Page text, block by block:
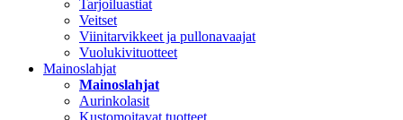
Tarjoiluastiat
Veitset
Viinitarvikkeet ja pullonavaajat
Vuolukivituotteet
Mainoslahjat
Mainoslahjat
Aurinkolasit
Kustomoitavat tuotteet